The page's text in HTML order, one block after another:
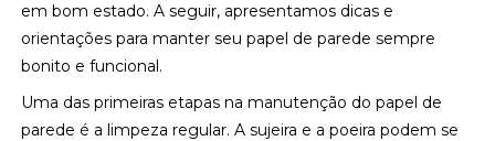
em bom estado. A seguir, apresentamos dicas e
orientações para manter seu papel de parede sempre
bonito e funcional.
Uma das primeiras etapas na manutenção do papel de
parede é a limpeza regular. A sujeira e a poeira podem se